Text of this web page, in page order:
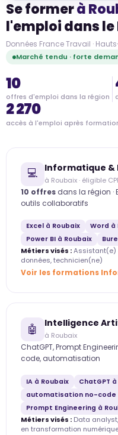
Se formerà
l'emploi dans le
Données France Travail ·
Marché tendu · forte
10
offres d'emploi dans la région
2 270
accès à l'emploi après
💻 Informatique &
à Roubaix · éligible
10 offres dans la région ·
outils collaboratifs
Excel à Roubaix Word à
Power BI à Roubaix
Métiers visés :Assistant(e)
données, technicien(ne)
Voir les formations
🤖 Intelligence
à Roubaix
ChatGPT, Prompt
code, automatisation
IA à Roubaix ChatGPT
automatisation no-code
Prompt Engineering à
Métiers visés : Data
en transformation